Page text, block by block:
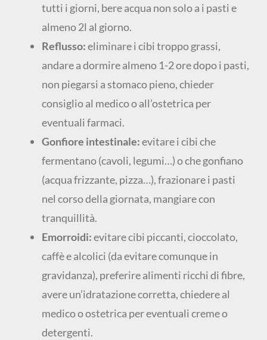
tutti i giorni, bere acqua non solo a i pasti e
almeno 2l al giorno.
Reflusso:eliminare i cibi troppo grassi,
andare a dormire almeno 1-2 ore dopo i pasti,
non piegarsi a stomaco pieno, chieder
consiglio al medico o all’ostetrica per
eventuali farmaci.
Gonfiore intestinale:evitare i cibi che
fermentano (cavoli, legumi…) o che gonfiano
(acqua frizzante, pizza…), frazionare i pasti
nel corso della giornata, mangiare con
tranquillità.
Emorroidi:evitare cibi piccanti, cioccolato,
caffè e alcolici (da evitare comunque in
gravidanza), preferire alimenti ricchi di fibre,
avere un’idratazione corretta, chiedere al
medico o ostetrica per eventuali creme o
detergenti.